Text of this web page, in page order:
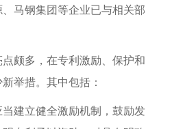
马钢集团等企业已与相关部
颇多，在专利激励、保护和
举措。其中包括：
建立健全激励机制，鼓励发